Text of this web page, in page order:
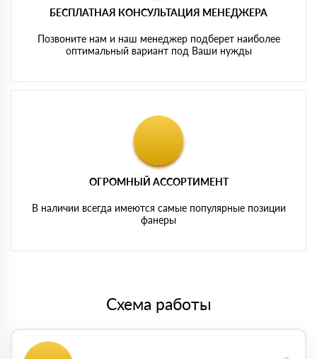
БЕСПЛАТНАЯ КОНСУЛЬТАЦИЯ МЕНЕДЖЕРА
Позвоните нам и наш менеджер подберет наиболее
оптимальный вариант под Ваши нужды
ОГРОМНЫЙ АССОРТИМЕНТ
В наличии всегда имеются самые популярные позиции
фанеры
Схема работы